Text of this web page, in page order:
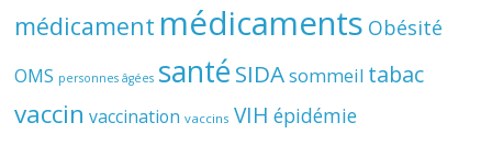
médicament médicaments Obésité
OMS personnes âgées santé SIDAsommeil tabac
vaccin vaccination vaccins VIH épidémie